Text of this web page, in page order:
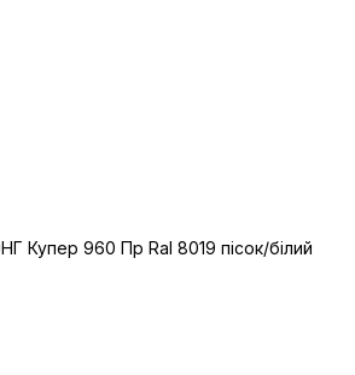
Купер 960 Пр Ral 8019 пісок/білий